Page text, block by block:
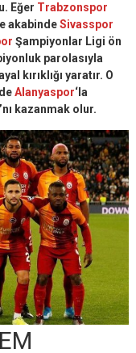
Eğer Trabzonspor
akabindeSivasspor
Şampiyonlar Ligi ön
parolasıyla
kırıklığı yaratır. O
Alanyaspor‘la
kazanmak olur.